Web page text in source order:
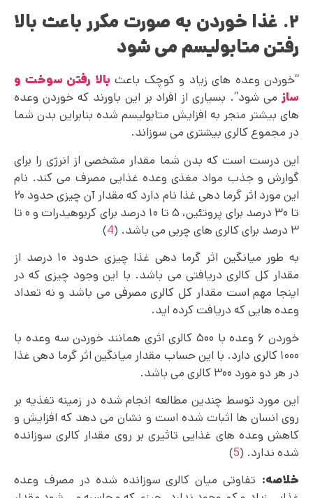
۲. غذا خوردن به صورت مکرر باعث بالا
رفتن متابولیسم می شود
“خوردن وعده های زیاد و کوچک باعث بالا رفتن سوخت و
سازمی شود”. بسیاری از افراد بر این باورند که خوردن وعده‌
های بیشتر منجر به افزایش متابولیسم شده بنابراین بدن شما
در مجموع کالری بیشتری می سوزاند.
این درست است که بدن شما مقدار مشخصی از انرژی را برای
گوارش و جذب مواد مغذی وعده غذایی مصرف می کند. نام
این مورد اثر گرما دهی غذا نام دارد که مقدار آن چیزی حدود ۲۰
تا ۳۰ درصد برای پروتئین، ۵ تا ۱۰ درصد برای کربوهیدرات و ۰ تا
۳ درصد برای کالری ‌های چربی می باشد. (
4
)
به طور میانگین اثر گرما دهی غذا چیزی حدود ۱۰ درصد از
مقدار کل کالری دریافتی می باشد. با این وجود چیزی که در
اینجا مهم است مقدار کل کالری مصرفی می باشد و نه تعداد
وعده هایی که دریافت کرده اید.
خوردن ۶ وعده با ۵۰۰ کالری اثری همانند خوردن سه وعده با
۱۰۰۰ کالری دارد. با این حساب مقدار میانگین اثر گرما دهی غذا
در هر دو مورد ۳۰۰ کالری می‌ باشد.
این مورد توسط چندین مطالعه انجام شده در زمینه تغذیه بر
روی انسان‌ ها اثبات شده است و نشان می ‌دهد که افزایش و
کاهش وعده های غذایی تاثیری بر روی مقدار کالری سوزانده
شده ندارد. (5
)
خلاصه: تفاوتی میان کالری سوزانده شده در مصرف وعده